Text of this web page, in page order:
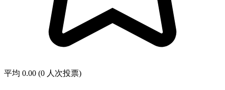
平均 0.00 (0 人次投票)